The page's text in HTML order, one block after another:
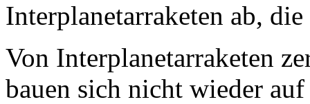
Interplanetarraketen ab,
Von Interplanetarraketen
bauen sich nicht wieder